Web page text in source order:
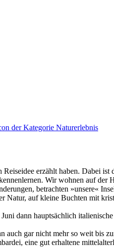
erzählt haben. Dabei
Wir wohnen auf
betrachten »unsere«
auf kleine Buchten mit
dann hauptsächlich
gar nicht mehr so weit bis
eine gut erhaltene